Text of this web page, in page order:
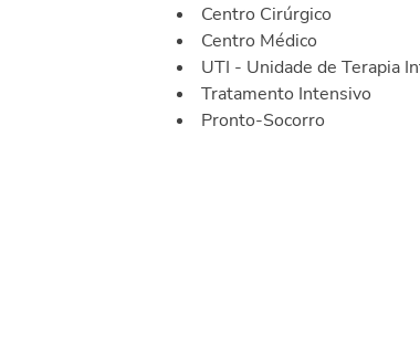
Centro Cirúrgico
Centro Médico
UTI - Unidade de Terapia
Tratamento Intensivo
Pronto-Socorro